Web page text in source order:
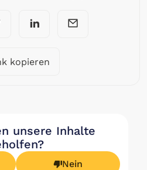
kopieren
unsere Inhalte
Nein